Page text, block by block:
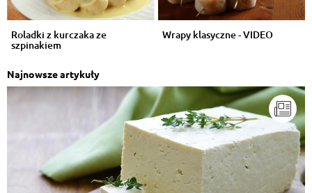
Roladki z kurczaka ze
szpinakiem
Wrapy klasyczne - VIDEO
Najnowsze artykuły